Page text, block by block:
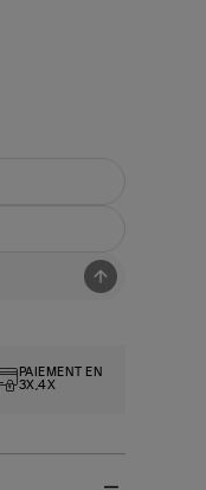
PAIEMENT EN
3X,4X